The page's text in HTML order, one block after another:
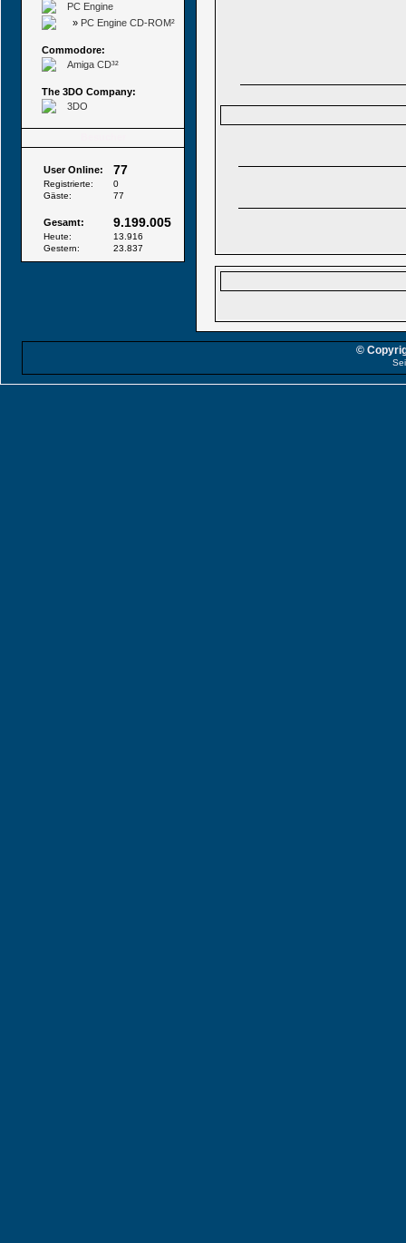
PC Engine
» PC Engine CD-ROM²
Commodore:
Amiga CD³²
The 3DO Company:
3DO
User Online: 77
Registrierte:
0
Gäste:
77
Gesamt: 9.199.005
Heute:
13.916
Gestern:
23.837
©